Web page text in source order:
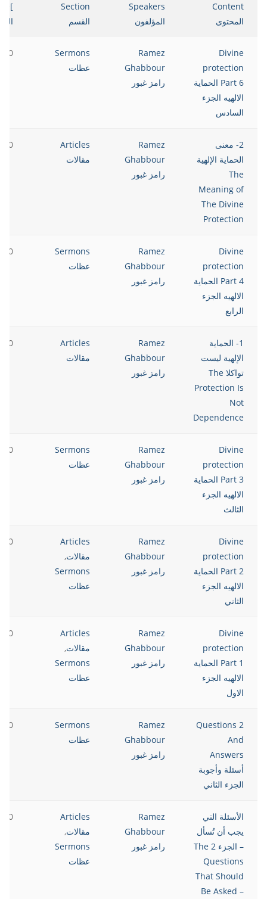
Content
المحتوى
Speakers
المؤلفون
Section
القسم
Divine
protection
Part 6 الحماية
الالهيه الجزء
السادس
Ramez
Ghabbour
رامز غبور
Sermons
عظات
2- معنى
الحماية الإلهية
The
Meaning of
The Divine
Protection
Ramez
Ghabbour
رامز غبور
Articles
مقالات
Divine
protection
Part 4 الحماية
الالهيه الجزء
الرابع
Ramez
Ghabbour
رامز غبور
Sermons
عظات
1- الحماية
الإلهية ليست
تواكلا The
Protection Is
Not
Dependence
Ramez
Ghabbour
رامز غبور
Articles
مقالات
Divine
protection
Part 3 الحماية
الالهيه الجزء
الثالث
Ramez
Ghabbour
رامز غبور
Sermons
عظات
Divine
protection
Part 2 الحماية
الالهيه الجزء
الثاني
Ramez
Ghabbour
رامز غبور
Articles
مقالات,
Sermons
عظات
Divine
protection
Part 1 الحماية
الالهيه الجزء
الاول
Ramez
Ghabbour
رامز غبور
Articles
مقالات,
Sermons
عظات
2 Questions
And
Answers
أسئلة وأجوبة
الجزء الثاني
Ramez
Ghabbour
رامز غبور
Sermons
عظات
الأسئلة التي
يجب أن تُسأل
– الجزء 2 The
Questions
That Should
Be Asked –
Ramez
Ghabbour
رامز غبور
Articles
مقالات,
Sermons
عظات